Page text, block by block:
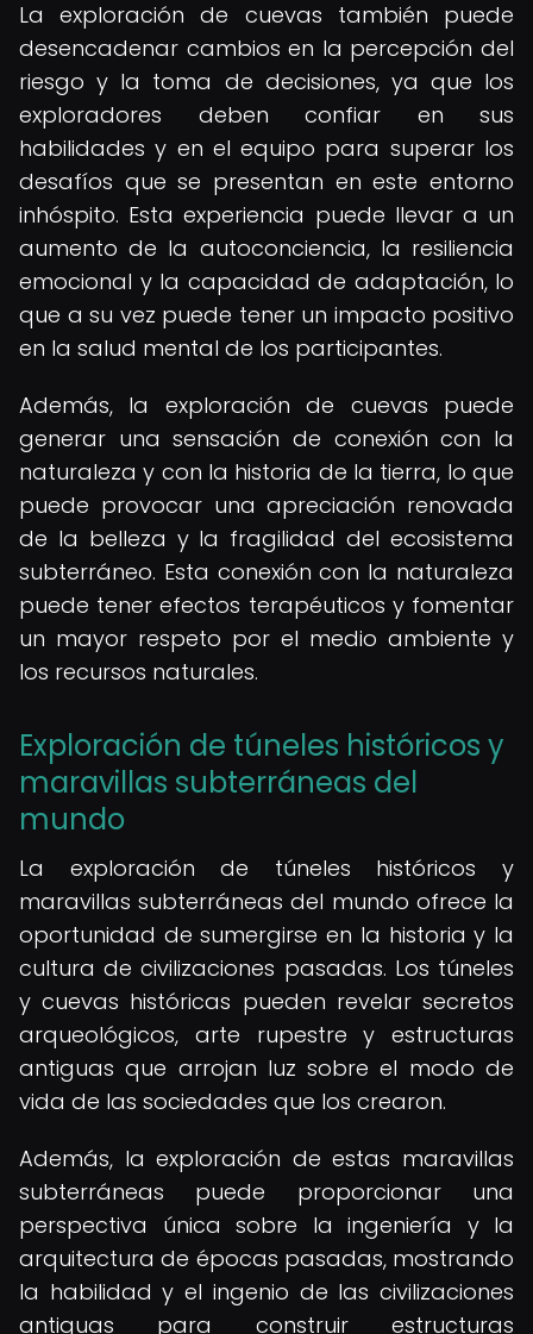
La exploración de cuevas también puede
desencadenar cambios en la percepción del
riesgo y la toma de decisiones, ya que los
exploradores deben confiar en sus
habilidades y en el equipo para superar los
desafíos que se presentan en este entorno
inhóspito. Esta experiencia puede llevar a un
aumento de la autoconciencia, la resiliencia
emocional y la capacidad de adaptación, lo
que a su vez puede tener un impacto positivo
en la salud mental de los participantes.
Además, la exploración de cuevas puede
generar una sensación de conexión con la
naturaleza y con la historia de la tierra, lo que
puede provocar una apreciación renovada
de la belleza y la fragilidad del ecosistema
subterráneo. Esta conexión con la naturaleza
puede tener efectos terapéuticos y fomentar
un mayor respeto por el medio ambiente y
los recursos naturales.
Exploración de túneles históricos y
maravillas subterráneas del
mundo
La exploración de túneles históricos y
maravillas subterráneas del mundo ofrece la
oportunidad de sumergirse en la historia y la
cultura de civilizaciones pasadas. Los túneles
y cuevas históricas pueden revelar secretos
arqueológicos, arte rupestre y estructuras
antiguas que arrojan luz sobre el modo de
vida de las sociedades que los crearon.
Además, la exploración de estas maravillas
subterráneas puede proporcionar una
perspectiva única sobre la ingeniería y la
arquitectura de épocas pasadas, mostrando
la habilidad y el ingenio de las civilizaciones
antiguas para construir estructuras